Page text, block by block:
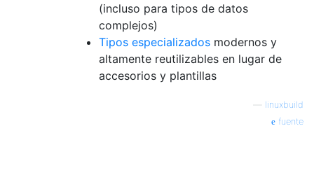
(incluso para tipos de datos
complejos)
Tipos especializados modernos y
altamente reutilizables en lugar de
accesorios y plantillas
linuxbuild
fuente